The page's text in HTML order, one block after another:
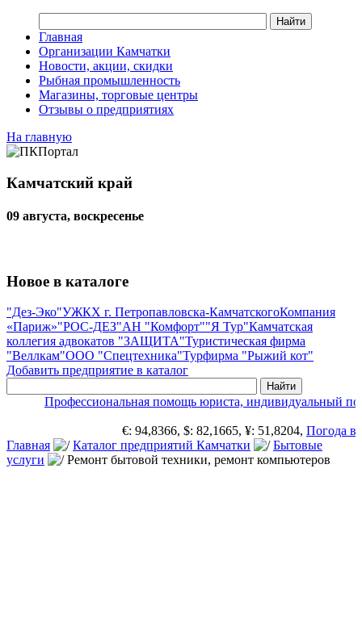
Главная
Организации Камчатки
Новости, акции, скидки
Рыбная промышленность
Магазины, торговые центры
Отзывы о предприятиях
На главную
Камчатский край
09 августа, воскресенье
Новое в каталоге
"Дез-Эко"УЖКХ г. Петропавловска-КамчатскогоКомпания
«Париж»"РОС-ДЕЗ"АН "Комфорт""Я Тур"Камчатская
коллегия адвокатов "ЗАЩИТА"Туристическая фирма
"Веллкам"ООО "Спецтехника"Турфирма "Рыжий кот"
Добавить предприятие в каталог
Профессиональная помощь юриста, индивидуальный
€: 94,8366, $: 82,1665, ¥: 51,8204,Погода в
Главная
Каталог предприятий Камчатки
Бытовые
услуги
Ремонт бытовой техники, ремонт компьютеров